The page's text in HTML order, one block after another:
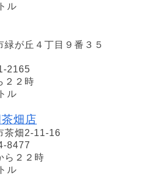
ル
が丘４丁目９番３５
2165
２２時
ル
畑店
茶畑2-11-16
8477
ら２２時
ル